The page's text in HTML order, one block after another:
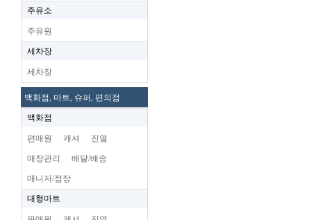
주유소
주유원
세차장
세차장
백화점, 마트, 슈퍼, 편의점
백화점
편매원 캐셔 진열
매장관리 배달/배송
매니저/점장
대형마트